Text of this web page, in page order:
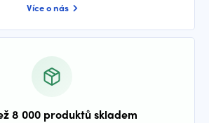
Více o nás
8 000 produktů skladem